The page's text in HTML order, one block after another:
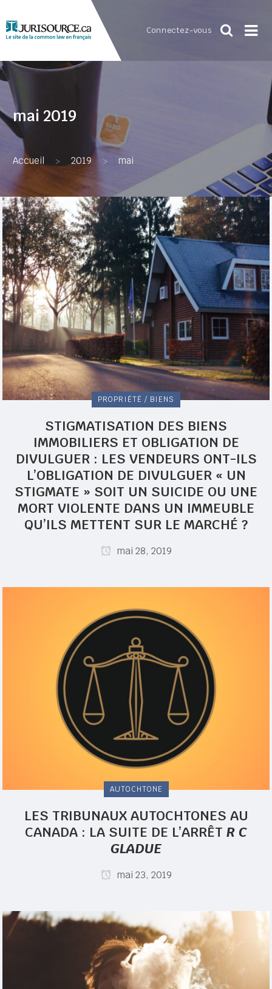
Connectez-vous
mai 2019
Accueil > 2019 > mai
PROPRIÉTÉ / BIENS
STIGMATISATION DES BIENS
IMMOBILIERS ET OBLIGATION DE
DIVULGUER : LES VENDEURS ONT-ILS
L’OBLIGATION DE DIVULGUER « UN
STIGMATE » SOIT UN SUICIDE OU UNE
MORT VIOLENTE DANS UN IMMEUBLE
QU’ILS METTENT SUR LE MARCHÉ ?
mai 28, 2019
AUTOCHTONE
LES TRIBUNAUX AUTOCHTONES AU
CANADA : LA SUITE DE L’ARRÊT R C
GLADUE
mai 23, 2019